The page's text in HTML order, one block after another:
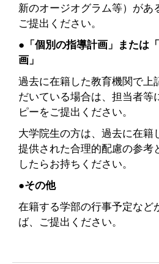
新のオージオグラム等）があ
ご提出ください。
●「個別の指導計画」または
画」
過去に在籍した教育機関で上
だいている場合は、担当者等
ピーをご提出ください。
大学院生の方は、過去に在籍
提供された合理的配慮の参考
したらお持ちください。
●その他
在籍する学部の行事予定など
ば、ご提出ください。